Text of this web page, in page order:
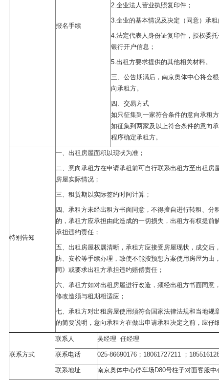
报名手续
2.企业法人营业执照复印件；
3.企业的基本情况及决定（同意）承
4.法定代表人身份证复印件，授权委
银行开户信息；
5.出租方要求提供的其他相关材料。
三、公告期满后，南京奥体中心将会
向承租方。
四、交易方式
如只征集到一家符合条件的意向承租
如征集到两家及以上符合条件的意向
程序确定承租方。
特别告知
一、出租房屋面积以现状为准；
二、意向承租方在申请承租前可自行联系出租方至出租房
房屋实际情况；
三、租赁期以实际签约时间计算；
四、承租方未经出租方书面同意，不得擅自进行转租、分
的，承租方应承担由此造成的一切损失，出租方有权提前
承担违约责任；
五、出租房屋权属清晰，承租方应接受房屋现状，成交后
防、安检等手续办理，致使不能按预想方案使用房屋为由
同》或要求出租方承担违约赔偿责任；
六、承租方如对出租房屋进行改造，须经出租方书面同意
修改造须与租期相适应；
七、承租方对出租房屋使用须符合国家法律法规和当地规
的简要说明，意向承租方在做出申请承租决定之前，应仔
联系方式
联系人 吴经理 任经理
联系电话 025-86690176；18061727211 ；
联系地址 南京奥体中心停车场D80号柱子对面客服中